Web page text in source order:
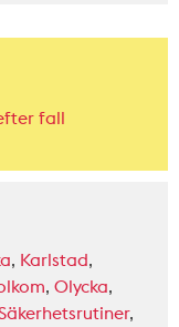
fall
, Karlstad,
, Olycka,
,